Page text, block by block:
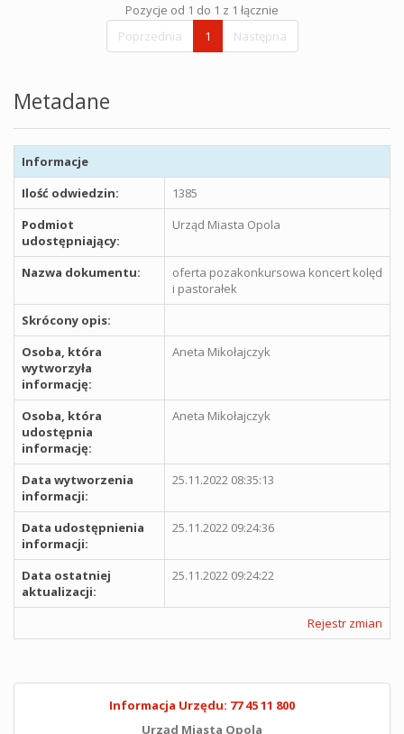
Pozycje od 1 do 1 z 1 łącznie
Poprzednia
1 Następna
Metadane
Informacje
Ilość odwiedzin:
1385
Podmiot
udostępniający:
Urząd Miasta Opola
Nazwa dokumentu:
oferta pozakonkursowa koncert kolęd
i pastorałek
Skrócony opis:
Osoba, która
wytworzyła
informację:
Aneta Mikołajczyk
Osoba, która
udostępnia
informację:
Aneta Mikołajczyk
Data wytworzenia
informacji:
25.11.2022 08:35:13
Data udostępnienia
informacji:
25.11.2022 09:24:36
Data ostatniej
aktualizacji:
25.11.2022 09:24:22
Rejestr zmian
Informacja Urzędu: 77 45 11 800
Urząd Miasta Opola